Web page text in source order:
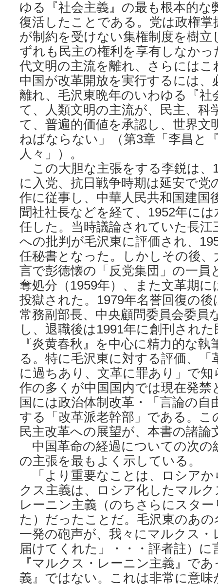
ゆる『社会主義』の最も根本的な
復活したことである。党は政権掌
が制約を受けない集権制度を樹立
ずれも民主の権利を享有しなか
代文明の主流を離れ、さらには
中国が改革開放を実行するには
離れ、毛沢東晩年のいわゆる『社
て、人類文明の主流が、民主、科
て、普遍的価値を承認し、世界文
ねばならない」（第3章「李昌と
人々」）。
この大胆な主張をする李鋭は、
に入党、抗日戦争時期は延安で党
作に従事し、中華人民共和国建国
聞社社長などを経て、1952年に
任した。当時議論されていた長江
への批判が毛沢東に評価され、
任秘書となった。しかしその後、
言で彭徳懐の「反党集団」の一員
奪処分（1959年）、また文革期
投獄された。1979年名誉回復の
常務副部長、中央顧問委員会委員
し、退職後は1991年に創刊され
『炎黄春秋』を中心に精力的な
る。特に毛沢東に対する評価、「
に過ちあり、文革に罪あり」で
作の多くが中国国内では現在発
国には政治体制改革・「言論の自
する「改革派老幹部」である。こ
民主改革への展望が、本書の諸論
中国革命の経過についての次の
の主張を最もよく示している。
「より重要なことは、ロシアか
クス主義は、ロシア化したマル
レーニン主義（のちさらにスタ
た）だったことだ。毛沢東のあの
一発の砲声が、我々にマルクス
届けてくれた」・・・評者註）
『マルクス・レーニン主義』で
義』ではない。これは非常に意